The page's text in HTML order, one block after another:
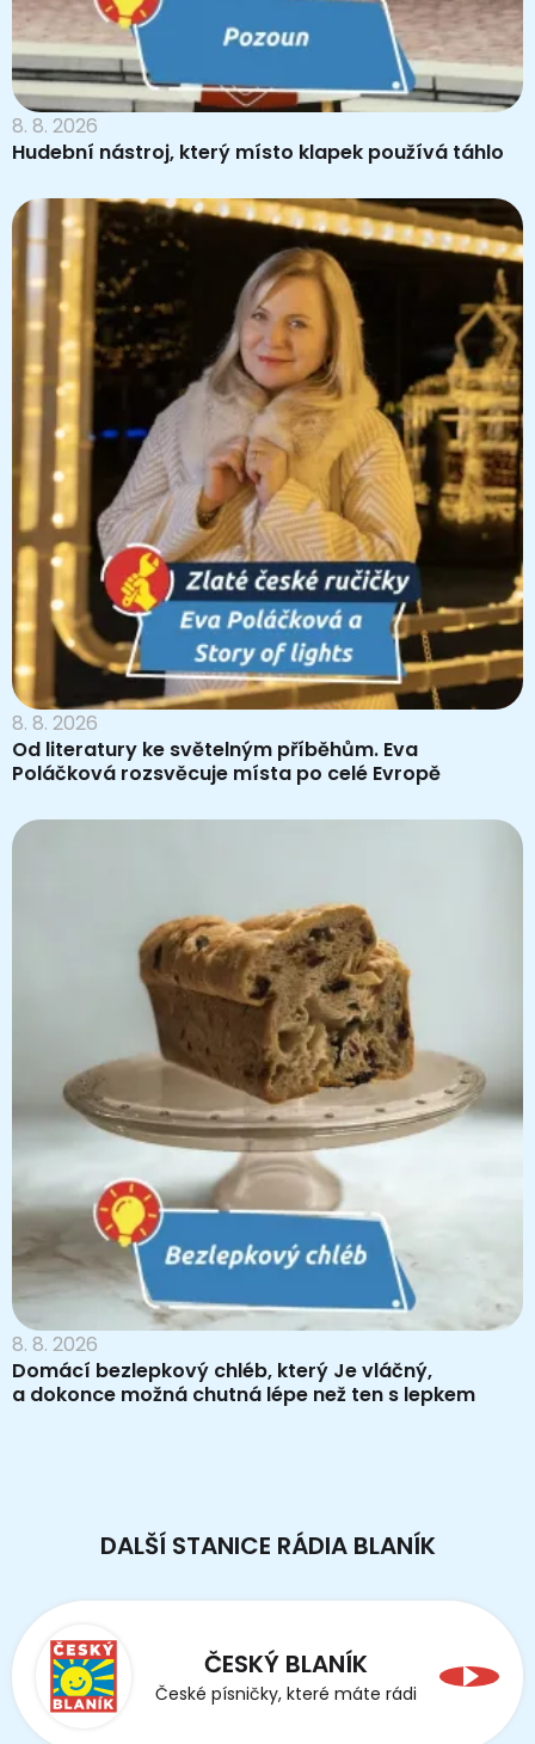
8. 8. 2026
Hudební nástroj, který místo klapek používá táhlo
8. 8. 2026
Od literatury ke světelným příběhům. Eva
Poláčková rozsvěcuje místa po celé Evropě
8. 8. 2026
Domácí bezlepkový chléb, který Je vláčný,
a dokonce možná chutná lépe než ten s lepkem
DALŠÍ STANICE RÁDIA BLANÍK
ČESKÝ BLANÍK
České písničky, které máte rádi